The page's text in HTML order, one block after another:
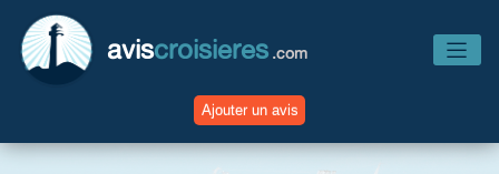
aviscroisieres .com
Ajouter un avis